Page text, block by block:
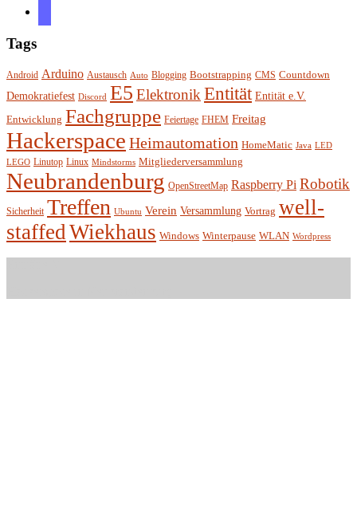
Tags
Android Arduino Austausch Auto Blogging Bootstrapping CMS Countdown
Demokratiefest Discord E5 ElektronikEntität Entität e.V.
Entwicklung Fachgruppe Feiertage FHEM Freitag
Hackerspace Heimautomation HomeMatic Java LED
LEGO Linutop Linux Mindstorms Mitgliederversammlung
Neubrandenburg OpenStreetMap Raspberry Pi Robotik
Sicherheit Treffen Ubuntu Verein Versammlung Vortrag well-
staffedWiekhaus Windows Winterpause WLAN Wordpress